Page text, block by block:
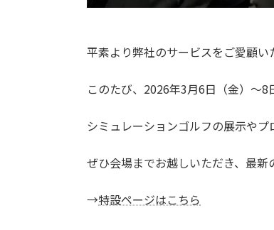
平素より弊社のサービスをご愛顧い
このたび、2026年3月6日（金）～8
シミュレーションゴルフの展示や
ぜひ会場までお越しいただき、最新
→特設ページはこちら